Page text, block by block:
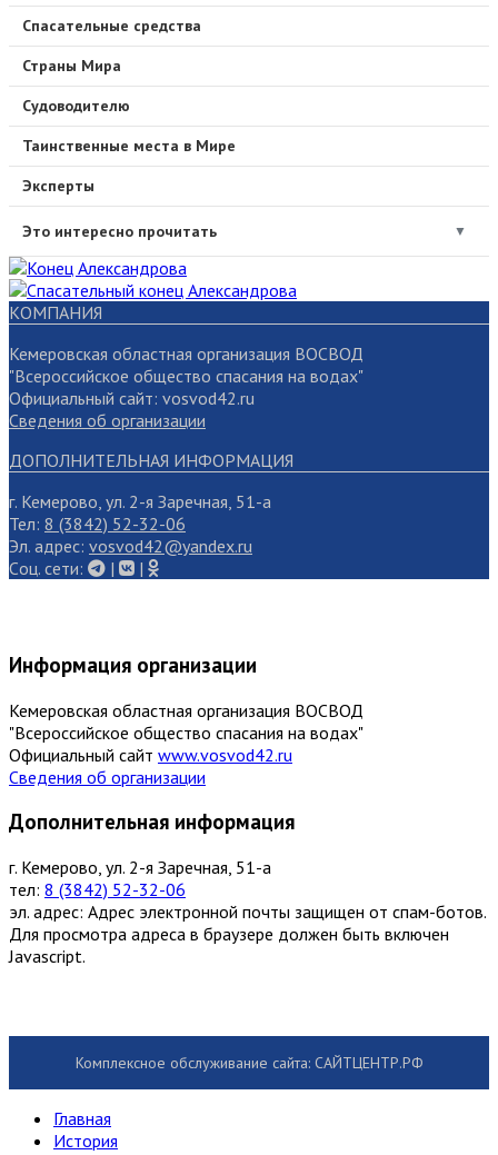
Спасательные средства
Страны Мира
Судоводителю
Таинственные места в Мире
Эксперты
Это интересно прочитать ▼
КОМПАНИЯ
Кемеровская областная организация ВОСВОД
"Всероссийское общество спасания на водах"
Официальный сайт: vosvod42.ru
Сведения об организации
ДОПОЛНИТЕЛЬНАЯ ИНФОРМАЦИЯ
г. Кемерово, ул. 2-я Заречная, 51-а
Тел: 8 (3842) 52-32-06
Эл. адрес: vosvod42@yandex.ru
Cоц. сети:
| |
Информация организации
Кемеровская областная организация ВОСВОД
"Всероссийское общество спасания на водах"
Официальный сайт www.vosvod42.ru
Сведения об организации
Дополнительная информация
г. Кемерово, ул. 2-я Заречная, 51-а
тел: 8 (3842) 52-32-06
эл. адрес: Адрес электронной почты защищен от спам-ботов.
Для просмотра адреса в браузере должен быть включен
Javascript.
Комплексное обслуживание сайта: САЙТЦЕНТР.РФ
Главная
История